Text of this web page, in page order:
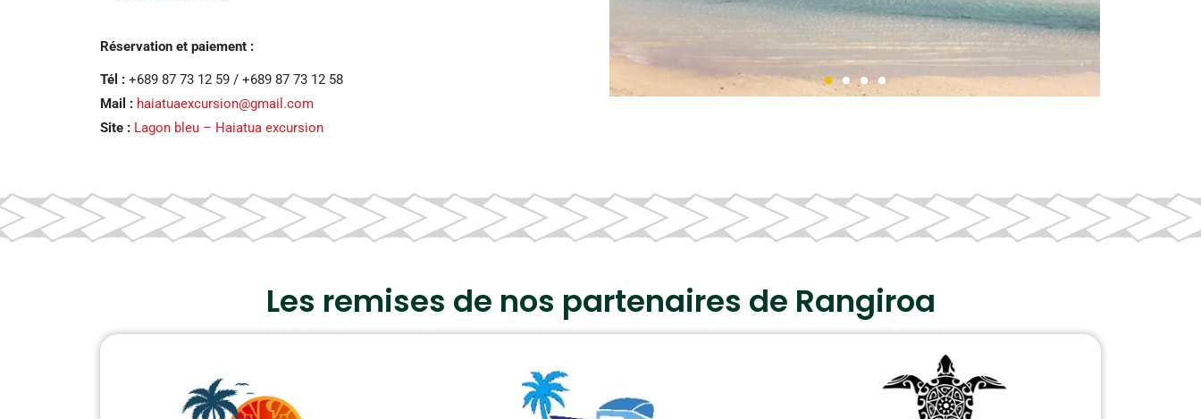
Réservation et paiement :
Tél : +689 87 73 12 59 / +689 87 73 12 58
Mail : haiatuaexcursion@gmail.com
Site : Lagon bleu – Haiatua excursion
Les remises de nos partenaires de Rangiroa